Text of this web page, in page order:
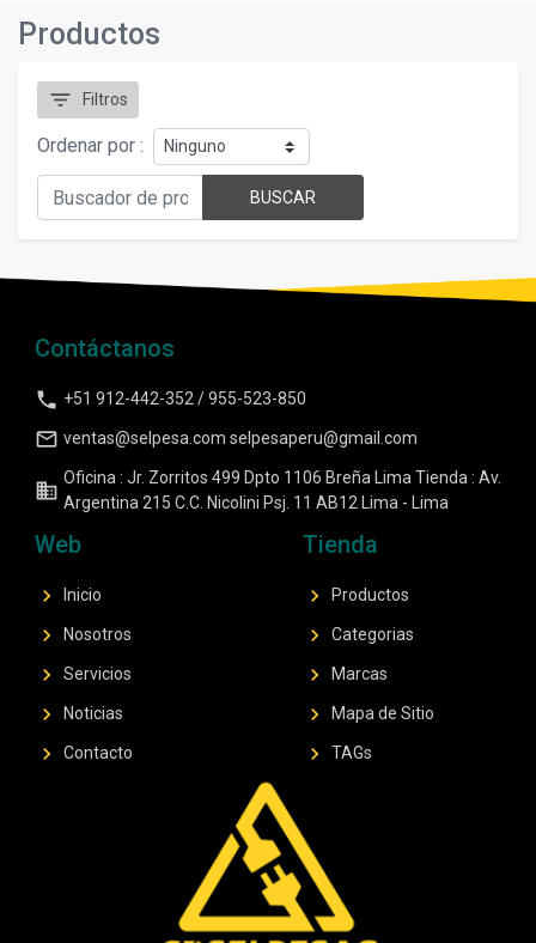
Productos
filter_list Filtros
Ordenar por :
BUSCAR
Contáctanos
phone +51 912-442-352 / 955-523-850
mail_outline ventas@selpesa.com selpesaperu@gmail.com
business
Oficina : Jr. Zorritos 499 Dpto 1106 Breña Lima Tienda : Av.
Argentina 215 C.C. Nicolini Psj. 11 AB12 Lima - Lima
Web
chevron_right Inicio
chevron_right Nosotros
chevron_right Servicios
chevron_right Noticias
chevron_right Contacto
Tienda
chevron_right Productos
chevron_right Categorias
chevron_right Marcas
chevron_right Mapa de Sitio
chevron_right TAGs